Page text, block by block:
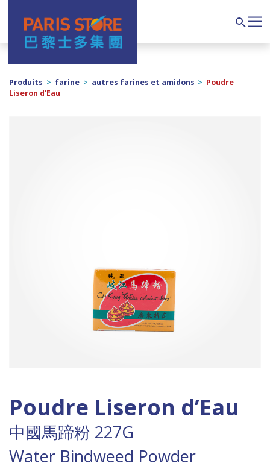
Navigation principale
Produits > farine > autres farines et amidons > Poudre
Liseron d’Eau
Poudre Liseron d’Eau
中國馬蹄粉 227G
Water Bindweed Powder